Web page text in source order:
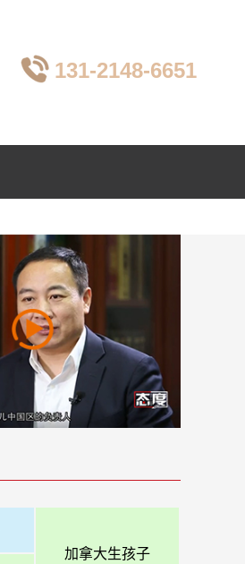
131-2148-6651
加拿大生孩子